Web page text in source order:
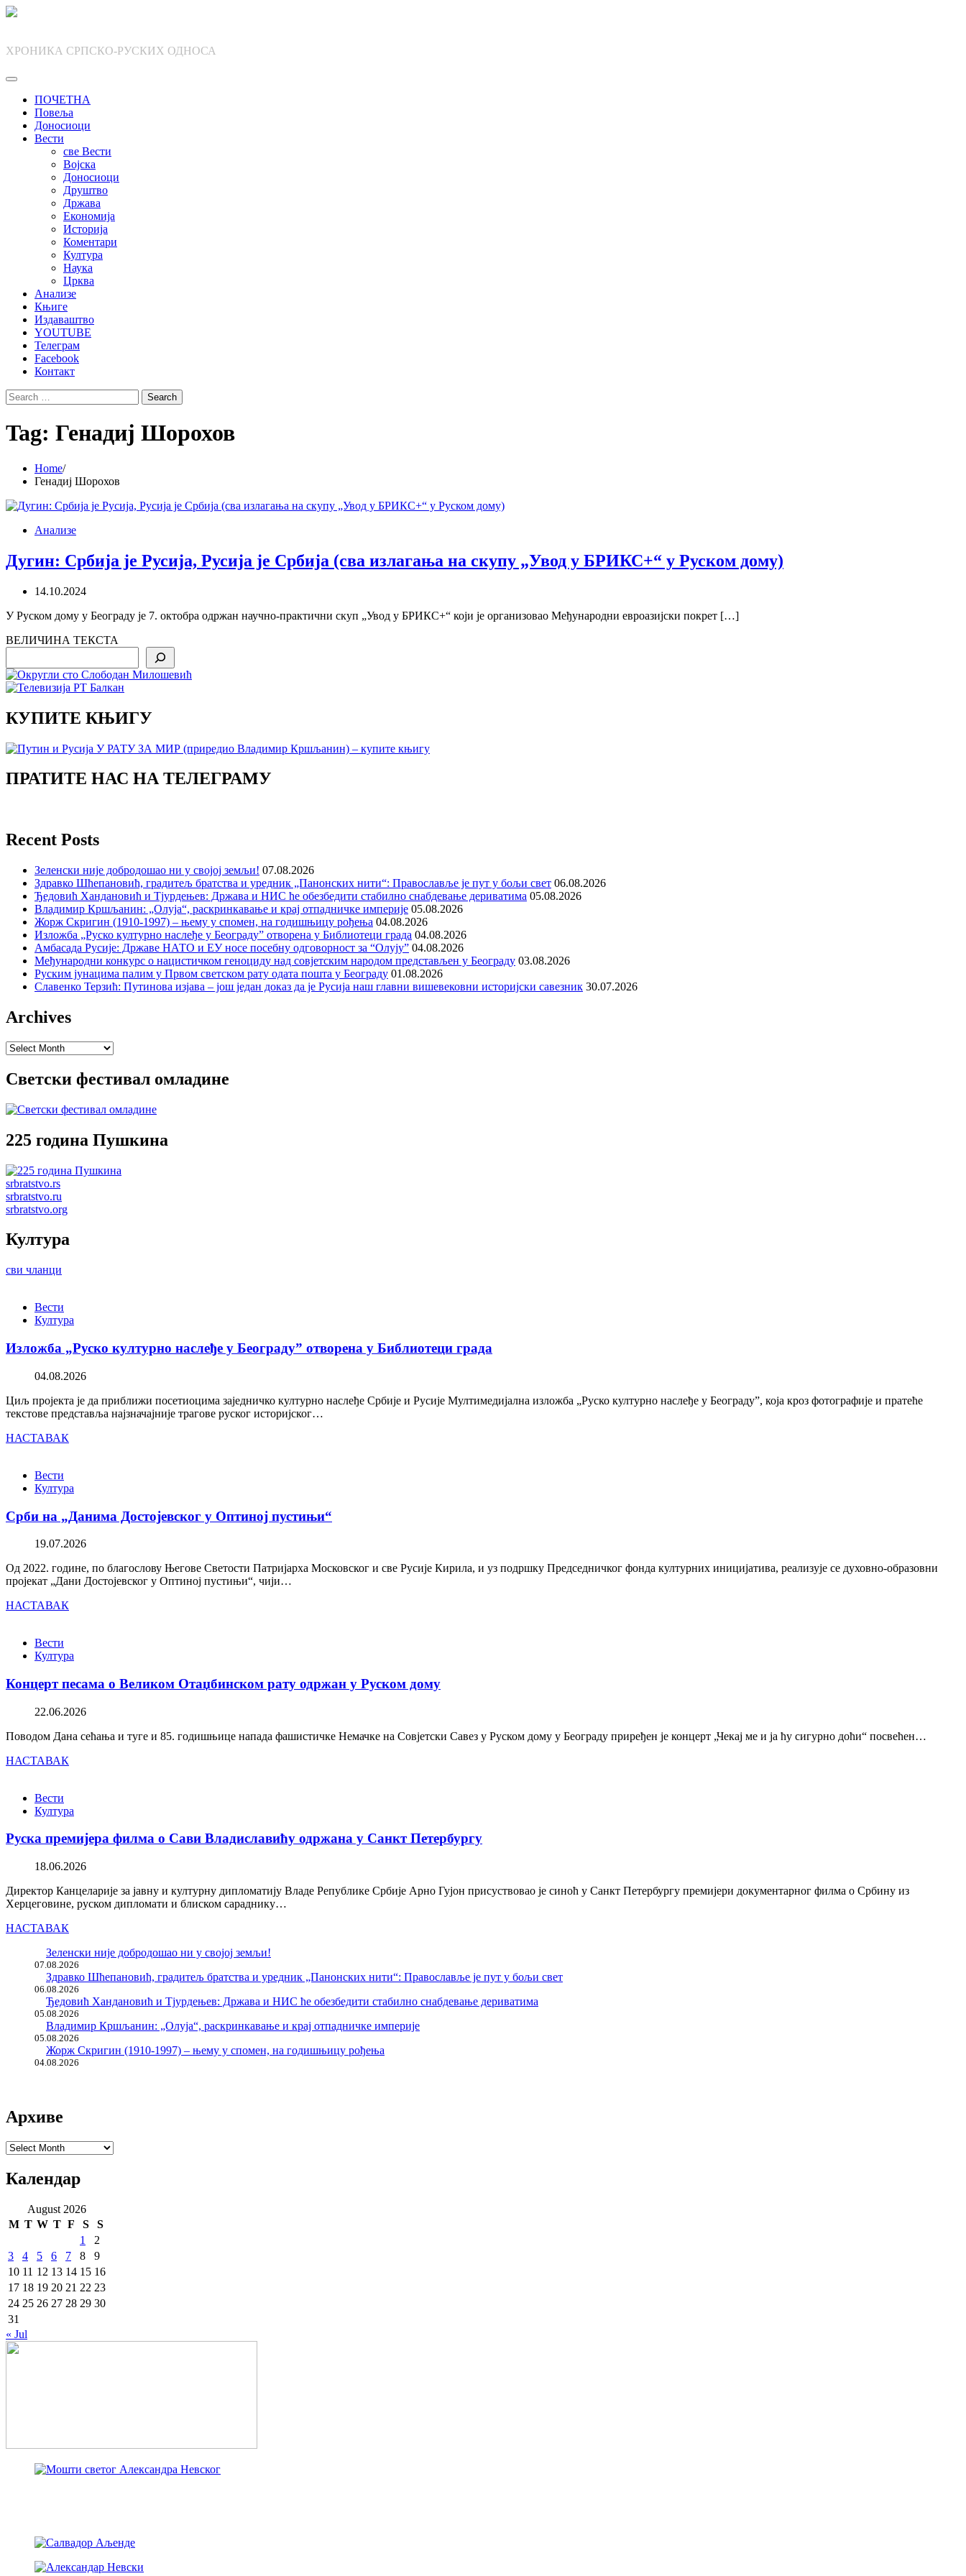
Skip
ХРОНИКА СРПСКО-РУСКИХ ОДНОСА
ПОЧЕТНА
Повеља
Доносиоци
Вести
све Вести
Војска
Доносиоци
Друштво
Држава
Економија
Историја
Коментари
Култура
Наука
Црква
Анализе
Књиге
Издаваштво
YOUTUBE
Телеграм
Facebook
Контакт
Search
for:
Tag: Генадиј Шорохов
Home
Генадиј Шорохов
Анализе
Дугин: Србија је Русија, Русија је Србија (сва излагања на скупу „Увод у БРИКС+“ у Руском дому)
14.10.2024
У Руском дому у Београду је 7. октобра одржан научно-практични скуп „Увод у БРИКС+“ који је организовао Међународни евроазијски покрет […]
ВЕЛИЧИНА ТЕКСТА
КУПИТЕ КЊИГУ
ПРАТИТЕ НАС НА ТЕЛЕГРАМУ
Recent Posts
Зеленски није добродошао ни у својој земљи! 07.08.2026
Здравко Шћепановић, градитељ братства и уредник „Панонских нити“: Православље је пут у бољи свет 06.08.2026
Ђедовић Хандановић и Тјурдењев: Држава и НИС ће обезбедити стабилно снабдевање дериватима 05.08.2026
Владимир Кршљанин: „Олуја“, раскринкавање и крај отпадничке империје 05.08.2026
Жорж Скригин (1910-1997) – њему у спомен, на годишњицу рођења 04.08.2026
Изложба „Руско културно наслеђе у Београду” отворена у Библиотеци града 04.08.2026
Амбасада Русије: Државе НАТО и ЕУ носе посебну одговорност за “Олују” 04.08.2026
Међународни конкурс о нацистичком геноциду над совјетским народом представљен у Београду 03.08.2026
Руским јунацима палим у Првом светском рату одата пошта у Београду 01.08.2026
Славенко Терзић: Путинова изјава – још један доказ да је Русија наш главни вишевековни историјски савезник 30.07.2026
Archives
Archives
Светски фестивал омладине
225 година Пушкина
srbratstvo.rs
srbratstvo.ru
srbratstvo.org
Култура
сви чланци
Вести
Култура
Изложба „Руско културно наслеђе у Београду” отворена у Библиотеци града
04.08.2026
Циљ пројекта је да приближи посетиоцима заједничко културно наслеђе Србије и Русије Мултимедијална изложба „Руско културно наслеђе у Београду”, која кроз фотографије и пратеће
текстове представља најзначајније трагове руског историјског…
НАСТАВАК
Вести
Култура
Срби на „Данима Достојевског у Оптиној пустињи“
19.07.2026
Од 2022. године, по благослову Његове Светости Патријарха Московског и све Русије Кирила, и уз подршку Председничког фонда културних иницијатива, реализује се духовно-образовни
пројекат „Дани Достојевског у Оптиној пустињи“, чији…
НАСТАВАК
Вести
Култура
Концерт песама о Великом Отаџбинском рату одржан у Руском дому
22.06.2026
Поводом Дана сећања и туге и 85. годишњице напада фашистичке Немачке на Совјетски Савез у Руском дому у Београду приређен је концерт „Чекај ме и ја ћу сигурно доћи“ посвећен…
НАСТАВАК
Вести
Култура
Руска премијера филма о Сави Владиславићу одржана у Санкт Петербургу
18.06.2026
Директор Канцеларије за јавну и културну дипломатију Владе Републике Србије Арно Гујон присуствовао је синоћ у Санкт Петербургу премијери документарног филма о Србину из
Херцеговине, руском дипломати и блиском сараднику…
НАСТАВАК
Зеленски није добродошао ни у својој земљи!
07.08.2026
Здравко Шћепановић, градитељ братства и уредник „Панонских нити“: Православље је пут у бољи свет
06.08.2026
Ђедовић Хандановић и Тјурдењев: Држава и НИС ће обезбедити стабилно снабдевање дериватима
05.08.2026
Владимир Кршљанин: „Олуја“, раскринкавање и крај отпадничке империје
05.08.2026
Жорж Скригин (1910-1997) – њему у спомен, на годишњицу рођења
04.08.2026
Архиве
Архиве
Календар
August 2026
M T W T F S
S
1
2
3
4 5 6 7 8
9
10 11 12 13 14 15 16
17 18 19 20 21 22 23
24 25 26 27 28 29 30
31
« Jul